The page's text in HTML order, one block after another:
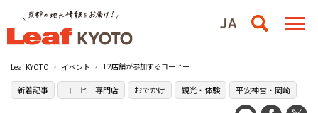
Leaf KYOTO イベント 12店舗が参加するコーヒーの飲み比べイベントが開催『COFFEE HOLIC #5 同じ生豆で淹れる理由』／京都市京セラ美術館、他
新着記事 コーヒー専門店 おでかけ 観光・体験 平安神宮・岡崎